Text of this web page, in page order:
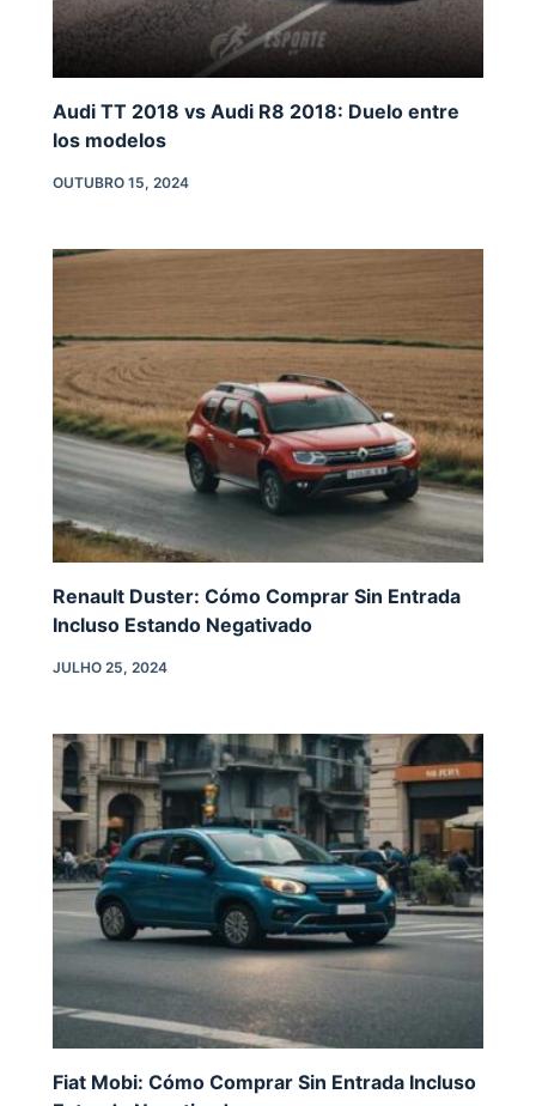
Audi TT 2018 vs Audi R8 2018: Duelo entre
los modelos
OUTUBRO 15, 2024
Renault Duster: Cómo Comprar Sin Entrada
Incluso Estando Negativado
JULHO 25, 2024
Fiat Mobi: Cómo Comprar Sin Entrada Incluso